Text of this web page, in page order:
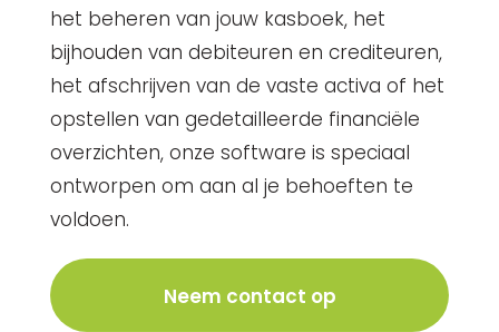
het beheren van jouw kasboek, het
bijhouden van debiteuren en crediteuren,
het afschrijven van de vaste activa of het
opstellen van gedetailleerde financiële
overzichten, onze software is speciaal
ontworpen om aan al je behoeften te
voldoen.
Neem contact op